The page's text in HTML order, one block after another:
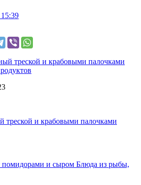
и крабовыми палочками
Блюда из рыбы,